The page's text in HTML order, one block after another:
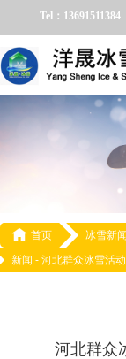
Tel：
 首页
冰雪新闻
新闻 - 河北群众冰雪活
河北群众